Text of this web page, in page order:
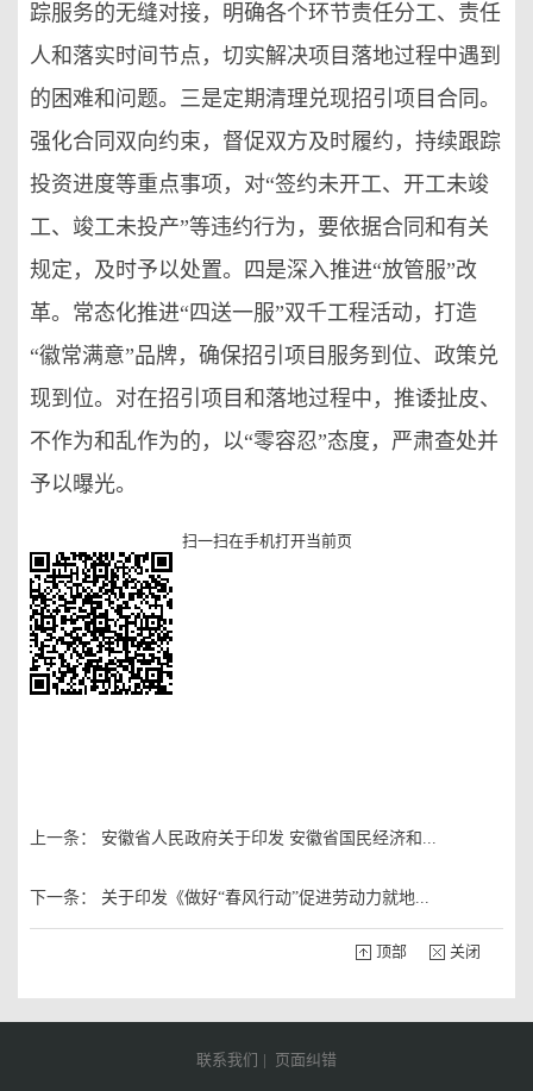
踪服务的无缝对接，明确各个环节责任分工、责任
人和落实时间节点，切实解决项目落地过程中遇到
的困难和问题。三是定期清理兑现招引项目合同。
强化合同双向约束，督促双方及时履约，持续跟踪
投资进度等重点事项，对“签约未开工、开工未竣
工、竣工未投产”等违约行为，要依据合同和有关
规定，及时予以处置。四是深入推进“放管服”改
革。常态化推进“四送一服”双千工程活动，打造
“徽常满意”品牌，确保招引项目服务到位、政策兑
现到位。对在招引项目和落地过程中，推诿扯皮、
不作为和乱作为的，以“零容忍”态度，严肃查处并
予以曝光。
扫一扫在手机打开当前页
上一条： 安徽省人民政府关于印发 安徽省国民经济和...
下一条： 关于印发《做好“春风行动”促进劳动力就地...
顶部 关闭
联系我们 | 页面纠错